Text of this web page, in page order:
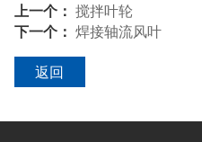
上一个： 搅拌叶轮
下一个： 焊接轴流风叶
返回